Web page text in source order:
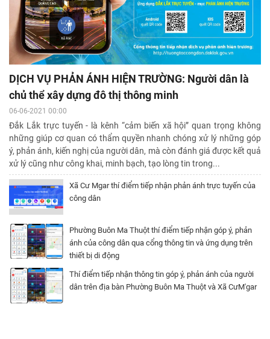
DỊCH VỤ PHẢN ÁNH HIỆN TRƯỜNG: Người dân là
chủ thể xây dựng đô thị thông minh
06-06-2021 00:00
Đắk Lắk trực tuyến - là kênh “cảm biến xã hội” quan trọng không
những giúp cơ quan có thẩm quyền nhanh chóng xử lý những góp
ý, phản ánh, kiến nghị của người dân, mà còn đánh giá được kết quả
xử lý cũng như công khai, minh bạch, tạo lòng tin trong...
Xã Cư Mgar thí điểm tiếp nhận phản ánh trực tuyến của
công dân
Phường Buôn Ma Thuột thí điểm tiếp nhận góp ý, phản
ánh của công dân qua cổng thông tin và ứng dụng trên
thiết bị di động
Thí điểm tiếp nhận thông tin góp ý, phản ánh của người
dân trên địa bàn Phường Buôn Ma Thuột và Xã CưM'gar